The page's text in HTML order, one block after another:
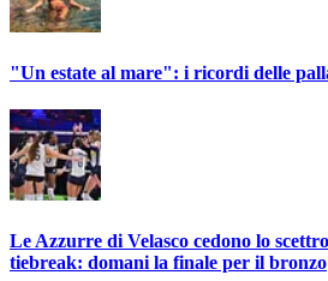
"Un estate al mare": i ricordi delle
Le Azzurre di Velasco cedono lo
tiebreak: domani la finale per il bronzo